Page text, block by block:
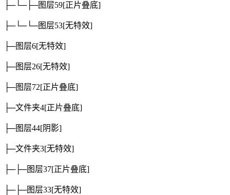
├─└─├─图层59[正片叠底]
├─└─└─图层53[无特效]
├─图层6[无特效]
├─图层26[无特效]
├─图层72[正片叠底]
├─文件夹4[正片叠底]
├─图层44[阴影]
├─文件夹3[无特效]
├─├─图层37[正片叠底]
├─├─图层33[无特效]